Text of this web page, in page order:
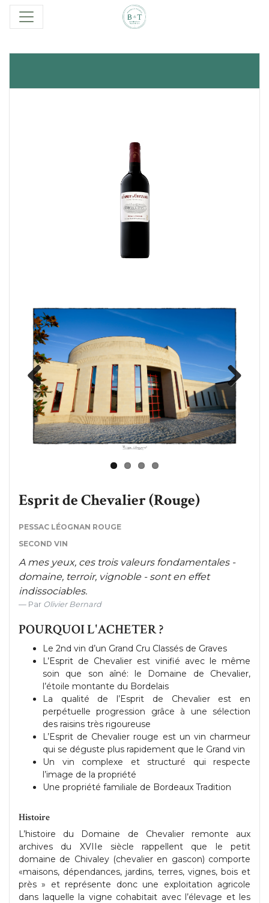
Previous Next
Esprit de Chevalier (Rouge)
PESSAC LÉOGNAN ROUGE
SECOND VIN
A mes yeux, ces trois valeurs fondamentales -
domaine, terroir, vignoble - sont en effet
indissociables.
Par Olivier Bernard
POURQUOI L'ACHETER ?
Le 2nd vin d’un Grand Cru Classés de Graves
L’Esprit de Chevalier est vinifié avec le même
soin que son aîné: le Domaine de Chevalier,
l’étoile montante du Bordelais
La qualité de l’Esprit de Chevalier est en
perpétuelle progression grâce à une sélection
des raisins très rigoureuse
L’Esprit de Chevalier rouge est un vin charmeur
qui se déguste plus rapidement que le Grand vin
Un vin complexe et structuré qui respecte
l’image de la propriété
Une propriété familiale de Bordeaux Tradition
Histoire
L’histoire du Domaine de Chevalier remonte aux
archives du XVIIe siècle rappellent que le petit
domaine de Chivaley (chevalier en gascon) comporte
«maisons, dépendances, jardins, terres, vignes, bois et
près » et représente donc une exploitation agricole
dans laquelle la vigne cohabitait avec l’élevage et les